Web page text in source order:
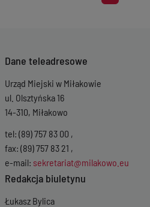
Dane teleadresowe
Urząd Miejski w Miłakowie
ul. Olsztyńska 16
14-310, Miłakowo
tel: (89) 757 83 00 ,
fax: (89) 757 83 21 ,
e-mail: sekretariat@milakowo.eu
Redakcja biuletynu
Łukasz Bylica